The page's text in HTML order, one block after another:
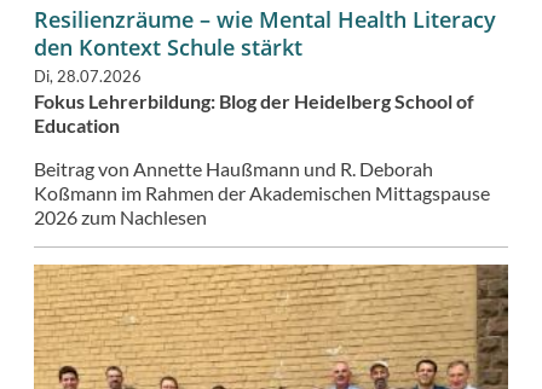
Resilienzräume – wie Mental Health Literacy
den Kontext Schule stärkt
Di, 28.07.2026
Fokus Lehrerbildung: Blog der Heidelberg School of
Education
Beitrag von Annette Haußmann und R. Deborah
Koßmann im Rahmen der Akademischen Mittagspause
2026 zum Nachlesen